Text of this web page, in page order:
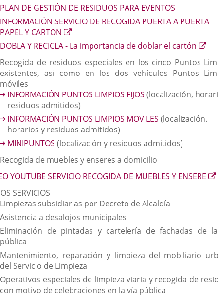
PLAN DE GESTIÓN DE RESIDUOS PARA EVENTOS
INFORMACIÓN SERVICIO DE RECOGIDA PUERTA A PUERTA
PAPEL Y CARTON
Enlace
a
aplicación
externa.
DOBLA Y RECICLA - La importancia de doblar el cartón
Recogida de residuos especiales en los cinco Puntos
existentes, así como en los dos vehículos Puntos
móviles
INFORMACIÓN PUNTOS LIMPIOS FIJOS (localización,
residuos admitidos)
INFORMACIÓN PUNTOS LIMPIOS MOVILES (localización.
horarios y residuos admitidos)
MINIPUNTOS (localización y residuos admitidos)
Recogida de muebles y enseres a domicilio
YOUTUBE SERVICIO RECOGIDA DE MUEBLES Y ENSERE
SERVICIOS
Limpiezas subsidiarias por Decreto de Alcaldía
Asistencia a desalojos municipales
Eliminación de pintadas y cartelería de fachadas de
pública
Mantenimiento, reparación y limpieza del mobiliario
del Servicio de Limpieza
Operativos especiales de limpieza viaria y recogida de
con motivo de celebraciones en la vía pública